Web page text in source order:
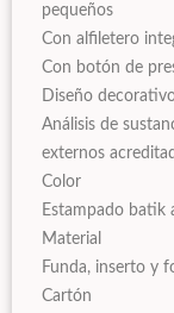
pequeños
Con alfiletero
Con botón de
Diseño
Análisis de
externos
Color
Estampado batik
Material
Funda, inserto y
Cartón